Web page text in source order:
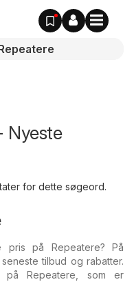
Nyeste
for dette søgeord.
på Repeatere? På
tilbud og rabatter.
Repeatere, som er